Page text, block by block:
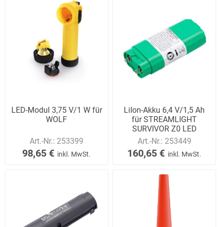
LED-Modul 3,75 V/1 W für
WOLF
Art.-Nr.: 253399
98,65 € inkl. MwSt.
LiIon-Akku 6,4 V/1,5 Ah
für STREAMLIGHT
SURVIVOR Z0 LED
Art.-Nr.: 253449
160,65 € inkl. MwSt.